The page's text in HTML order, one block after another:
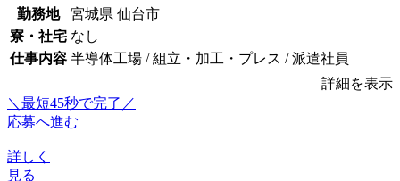
勤務地
宮城県 仙台市
寮・社宅 なし
仕事内容 半導体工場 / 組立・加工・プレス / 派遣社員
詳細を表示
＼最短45秒で完了／
応募へ進む
詳しく
見る